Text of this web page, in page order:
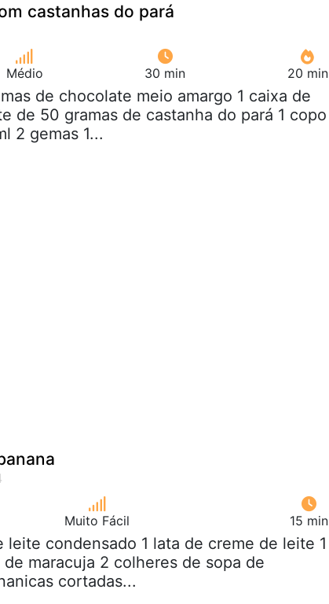
castanhas do pará
Médio 30 min 20 min
de chocolate meio amargo 1 caixa de
de 50 gramas de castanha do pará 1 copo
2 gemas 1...
Muito Fácil 15 min
leite condensado 1 lata de creme de leite 1
maracuja 2 colheres de sopa de
cortadas...